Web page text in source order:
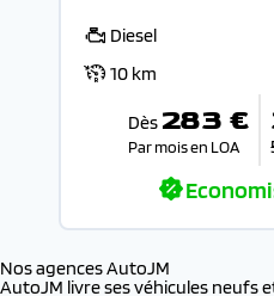
Diesel
10 km
Dès 283 €
Par mois en LOA
Nos agences AutoJM
AutoJM livre ses véhicules neufs